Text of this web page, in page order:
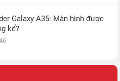
Galaxy A35: Màn hình được
kể?